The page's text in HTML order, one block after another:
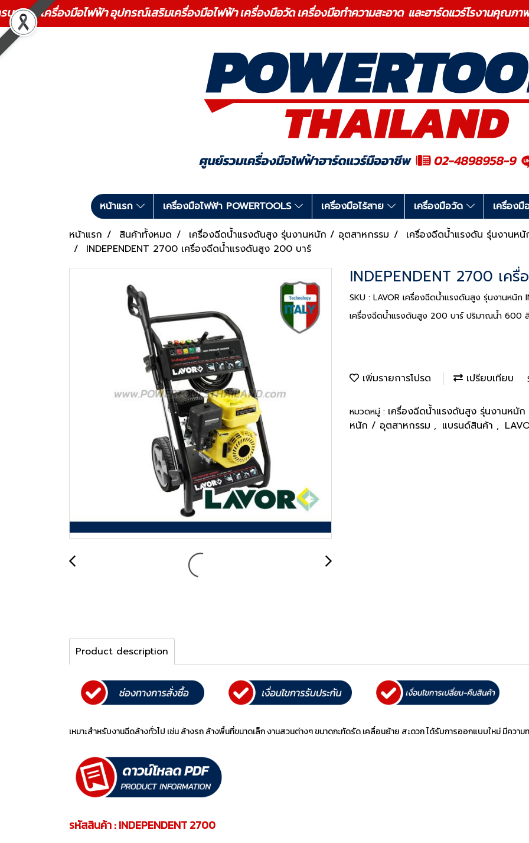
บวงจร เครื่องมือไฟฟ้า อุปกรณ์เสริมเครื่องมือไฟฟ้า เครื่องมือวัด เครื่องมือทำความสะอาด และฮาร์ดแวร์โรงานคุณภา
หน้าแรก เครื่องมือไฟฟ้า POWERTOOLS เครื่องมือไร้สาย เครื่องมือวัด เครื่องมื
หน้าแรก
สินค้าทั้งหมด เครื่องฉีดน้ำแรงดันสูง รุ่นงานหนัก / อุตสาหกรรม
เครื่องฉีดน้ำแรงดัน รุ่นงานห
INDEPENDENT 2700 เครื่องฉีดน้ำแรงดันสูง 200 บาร์
INDEPENDENT 2700 เ
SKU : LAVOR เครื่องฉีดน้ำแรงดันสูง รุ่นงานหนัก
เครื่องฉีดน้ำแรงดันสูง 200 บาร์ ปริมาณน้ำ 600
เพิ่มรายการโปรด เปรียบเทียบ
หมวดหมู่ : เครื่องฉีดน้ำแรงดันสูง รุ่นงานหนั
หนัก / อุตสาหกรรม , แบรนด์สินค้า ,
Product description
เหมาะสำหรับงานฉีดล้างทั่วไป เช่น ล้างรถ ล้างพื้นที่ขนาดเล็ก งานสวนต่างๆ ขนาดกะทัดรัด เคลื่อนย้าย สะดวก ได้รับการออกแบบใหม่ มีควา
รหัสสินค้า : INDEPENDENT 2700